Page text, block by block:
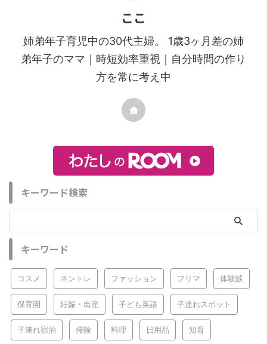
ここ
姉弟年子育児中の30代主婦。 1歳3ヶ月差の姉
弟年子のママ｜時短効率重視｜自分時間の作り
方を常に考え中
キーワード検索
キーワード
コスメ ネントレ ファッション フリマ 体験談
保育園 妊娠・出産 子ども英語 子連れスポット
子連れ宿泊 掃除 料理 日用品 知育